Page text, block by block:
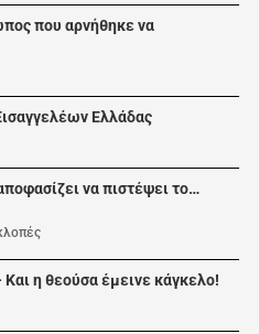
που αρνήθηκε να
Ελλάδας
να πιστέψει το…
η θεούσα έμεινε κάγκελο!